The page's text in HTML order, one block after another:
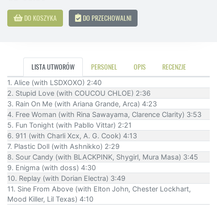
DO KOSZYKA DO PRZECHOWALNI
LISTA UTWORÓW PERSONEL OPIS RECENZJE
1. Alice (with LSDXOXO) 2:40
2. Stupid Love (with COUCOU CHLOE) 2:36
3. Rain On Me (with Ariana Grande, Arca) 4:23
4. Free Woman (with Rina Sawayama, Clarence Clarity) 3:53
5. Fun Tonight (with Pabllo Vittar) 2:21
6. 911 (with Charli Xcx, A. G. Cook) 4:13
7. Plastic Doll (with Ashnikko) 2:29
8. Sour Candy (with BLACKPINK, Shygirl, Mura Masa) 3:45
9. Enigma (with doss) 4:30
10. Replay (with Dorian Electra) 3:49
11. Sine From Above (with Elton John, Chester Lockhart,
Mood Killer, Lil Texas) 4:10